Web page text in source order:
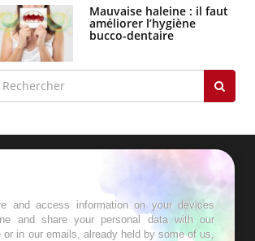
Mauvaise haleine : il faut
améliorer l’hygiène
bucco-dentaire
and access information on your devices
and share your personal data with our
in our emails, already held by some of us,